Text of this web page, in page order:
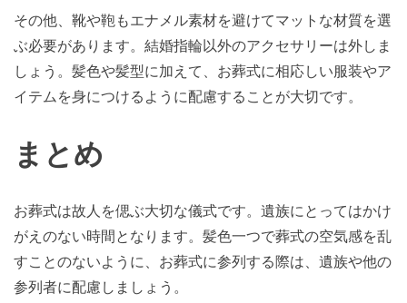
その他、靴や鞄もエナメル素材を避けてマットな材質を選
ぶ必要があります。結婚指輪以外のアクセサリーは外しま
しょう。髪色や髪型に加えて、お葬式に相応しい服装やア
イテムを身につけるように配慮することが大切です。
まとめ
お葬式は故人を偲ぶ大切な儀式です。遺族にとってはかけ
がえのない時間となります。髪色一つで葬式の空気感を乱
すことのないように、お葬式に参列する際は、遺族や他の
参列者に配慮しましょう。